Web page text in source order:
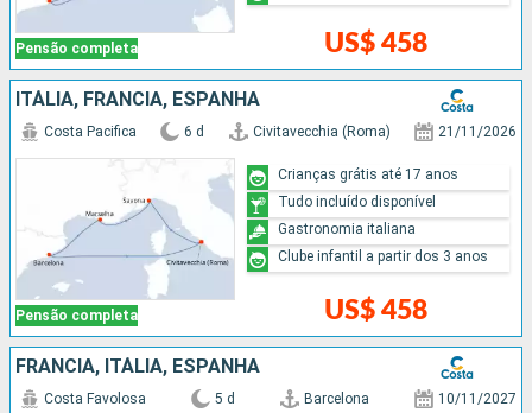
Pensão completa US$ 458
ITÁLIA, FRANCIA, ESPANHA
Pensão completa
Costa Pacifica 6 d Civitavecchia (Roma) 21/11/2026
US$ 458
Crianças grátis até 17 anos
Tudo incluído disponível
Gastronomia italiana
Clube infantil a partir dos 3 anos
FRANCIA, ITÁLIA, ESPANHA
Costa Favolosa 5 d Barcelona 10/11/2027